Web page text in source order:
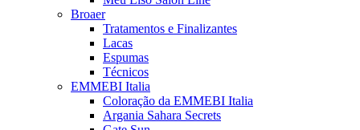
Broaer
Tratamentos e Finalizantes
Lacas
Espumas
Técnicos
EMMEBI Italia
Coloração da EMMEBI Italia
Argania Sahara Secrets